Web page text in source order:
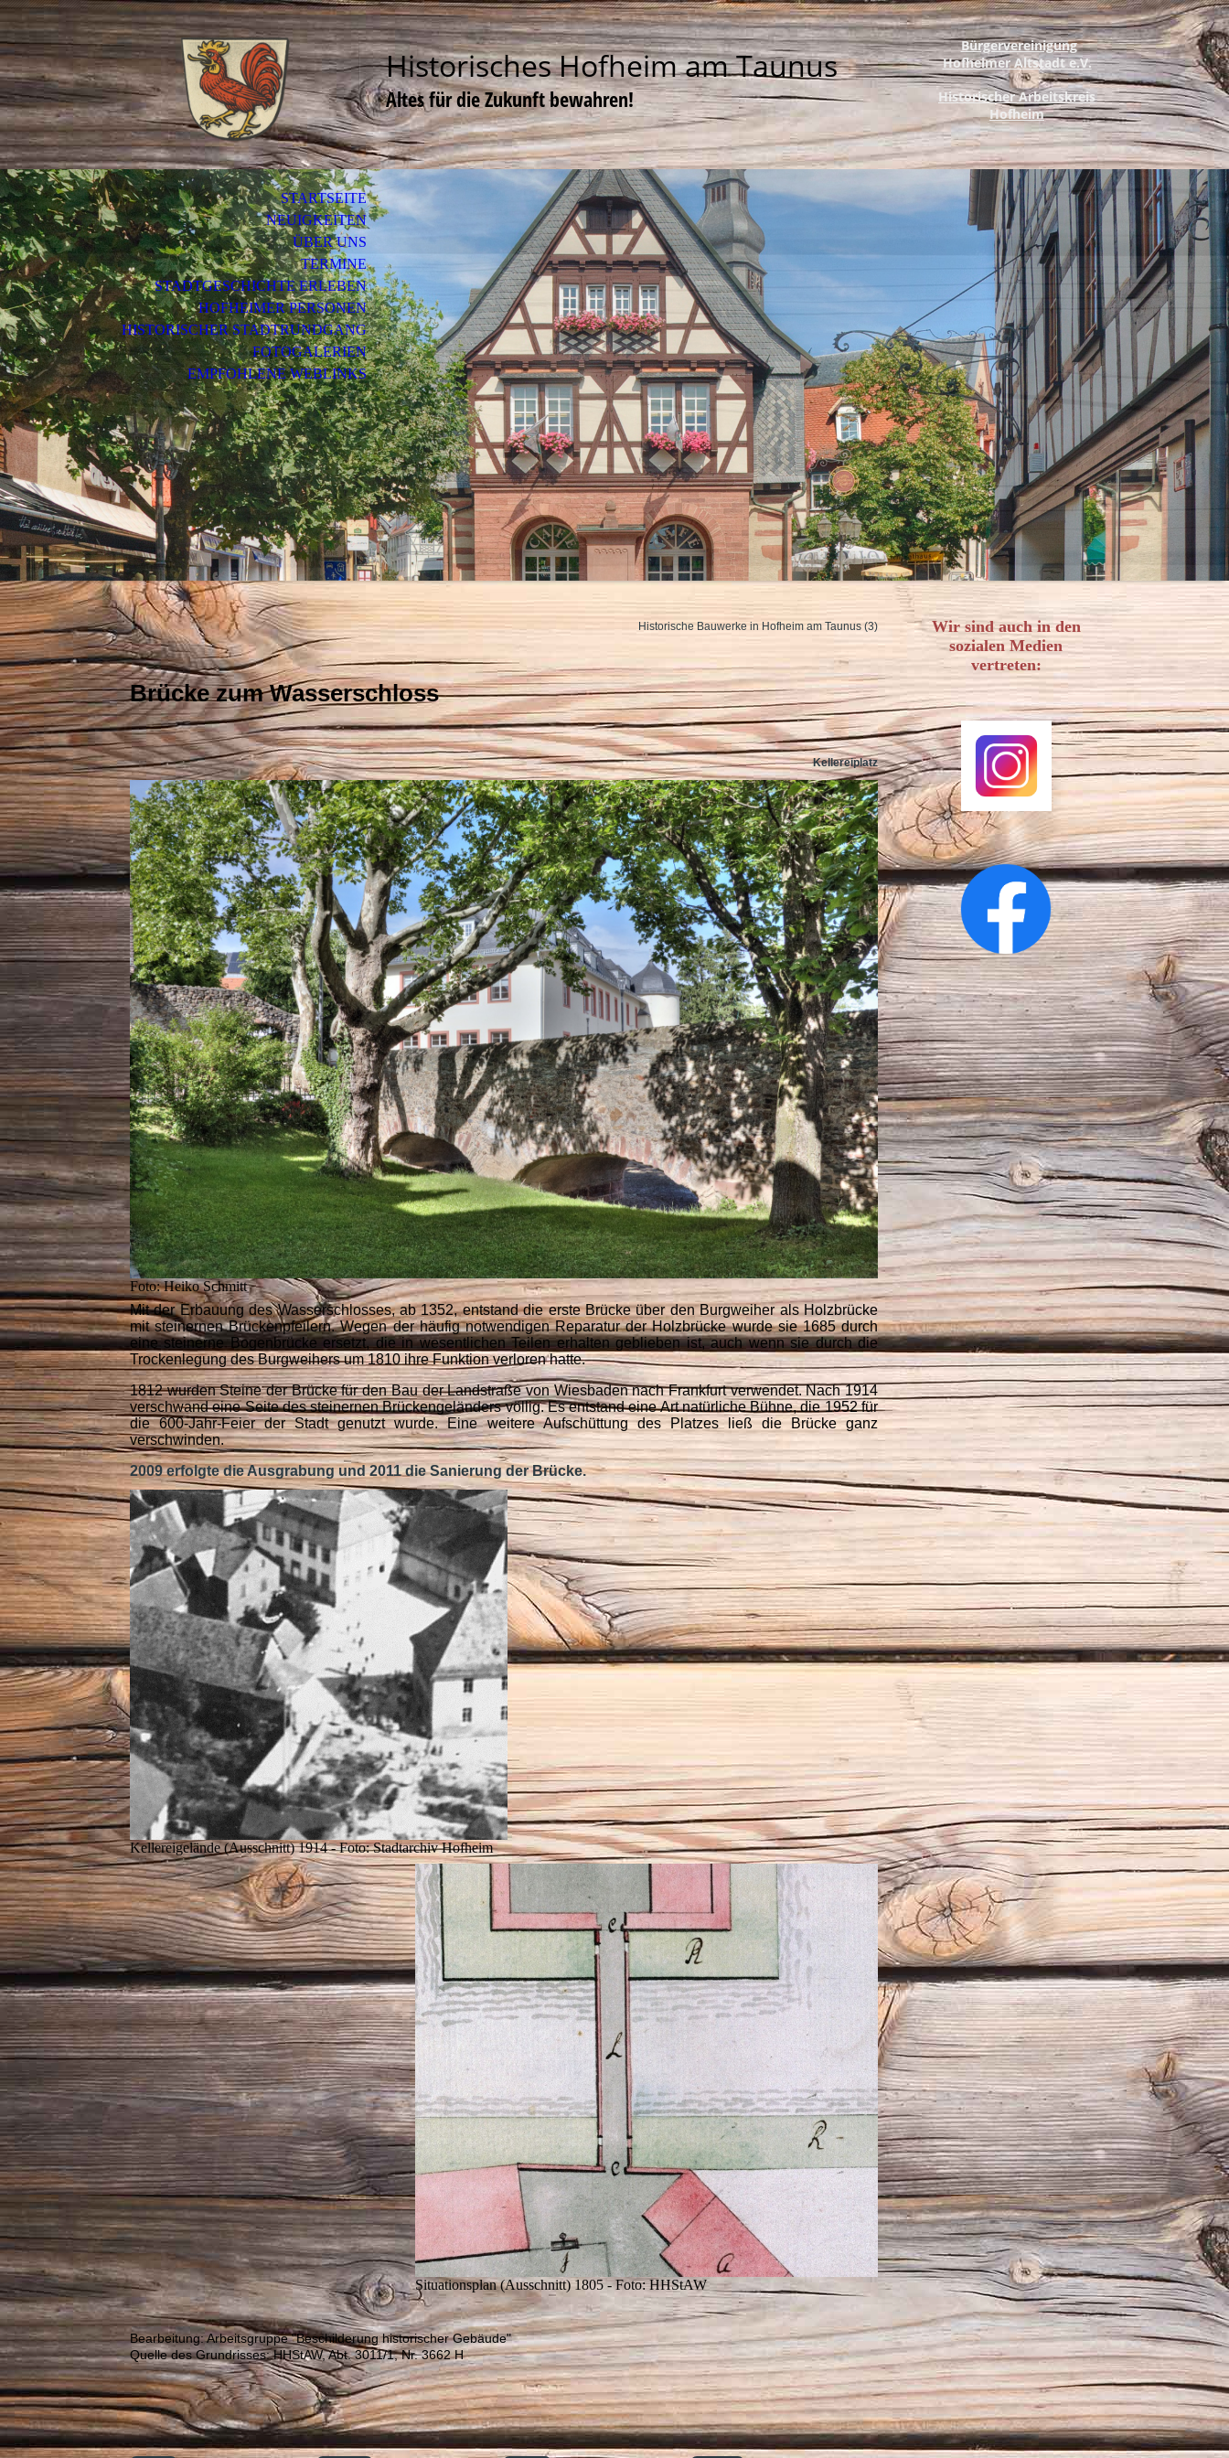
Historisches Hofheim am Taunus
Altes für die Zukunft bewahren!
Bürgervereinigung
Hofheimer Altstadt e.V.
Historischer Arbeitskreis
Hofheim
STARTSEITE
NEUIGKEITEN
ÜBER UNS
TERMINE
STADTGESCHICHTE ERLEBEN
HOFHEIMER PERSONEN
HISTORISCHER STADTRUNDGANG
FOTOGALERIEN
EMPFOHLENE WEBLINKS
Historische Bauwerke in Hofheim am Taunus (3)
Brücke zum Wasserschloss
Kellereiplatz
Foto: Heiko Schmitt
Mit der Erbauung des Wasserschlosses, ab 1352, entstand die erste Brücke über den Burgweiher als Holzbrücke
mit steinernen Brückenpfeilern. Wegen der häufig notwendigen Reparatur der Holzbrücke wurde sie 1685 durch
eine steinerne Bogenbrücke ersetzt, die in wesentlichen Teilen erhalten geblieben ist, auch wenn sie durch die
Trockenlegung des Burgweihers um 1810 ihre Funktion verloren hatte.
1812 wurden Steine der Brücke für den Bau der Landstraße von Wiesbaden nach Frankfurt verwendet. Nach 1914
verschwand eine Seite des steinernen Brückengeländers völlig. Es entstand eine Art natürliche Bühne, die 1952 für
die 600-Jahr-Feier der Stadt genutzt wurde. Eine weitere Aufschüttung des Platzes ließ die Brücke ganz
verschwinden.
2009 erfolgte die Ausgrabung und 2011 die Sanierung der Brücke.
Kellereigelände (Ausschnitt) 1914 - Foto: Stadtarchiv Hofheim
Situationsplan (Ausschnitt) 1805 - Foto: HHStAW
Bearbeitung: Arbeitsgruppe "Beschilderung historischer Gebäude"
Quelle des Grundrisses: HHStAW, Abt. 3011/1, Nr. 3662 H
Wir sind auch in den
sozialen Medien
vertreten: